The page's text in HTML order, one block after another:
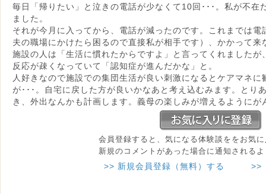
毎日「帰りたい」と泣きの電話が少なくて10回･･･。私が不在
ました。
それが今月に入ってから、電話が減ったのです。これまでは
夫の職場にかけたら困るので直接私が相手です）、かかって来
施設の人は「生活に慣れたからですよ」と言ってくれました
反応が疎くなっていて「認知症が進んだかな」と。
人好きなので施設での集団生活が良い刺激になるとケアマネ
が･･･。自宅に戻した方が良いかなあと考え込むみます。とり
き、外出なんかも計画します。義母の楽しみが増えるようにが
会員登録すると、気になる体験談ををお気
新規のコメントがあった場合に通知される
>> 新規会員登録（無料）する >>